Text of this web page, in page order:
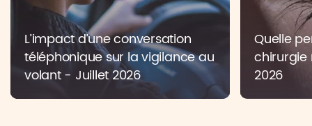
L’impact d’une conversation
téléphonique sur la vigilance au
volant - Juillet 2026
Quelle
2026